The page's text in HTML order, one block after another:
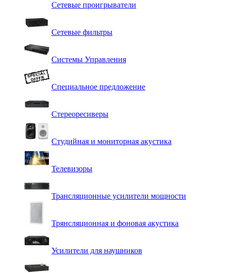
Сетевые проигрыватели
Сетевые фильтры
Системы Управления
Специальное предложение
Стереоресиверы
Студийная и мониторная акустика
Телевизоры
Трансляционные усилители мощности
Трянсляционная и фоновая акустика
Усилители для наушников